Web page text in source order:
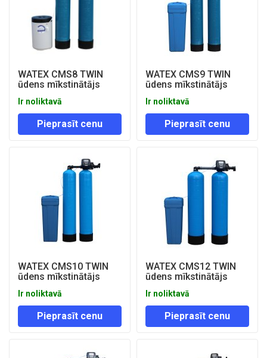
WATEX CMS8 TWIN
ūdens mīkstinātājs
Ir noliktavā
Pieprasīt cenu
WATEX CMS9 TWIN
ūdens mīkstinātājs
Ir noliktavā
Pieprasīt cenu
WATEX CMS10 TWIN
ūdens mīkstinātājs
Ir noliktavā
Pieprasīt cenu
WATEX CMS12 TWIN
ūdens mīkstinātājs
Ir noliktavā
Pieprasīt cenu